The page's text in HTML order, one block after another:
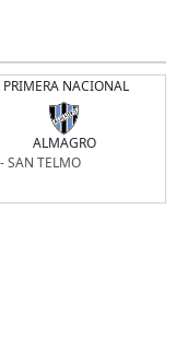
PRIMERA NACIONAL
ALMAGRO
TELMO